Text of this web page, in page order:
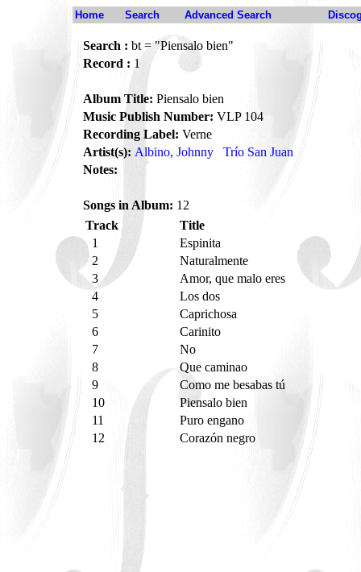
Home Search Advanced Search
Search : bt = "Piensalo bien"
Record : 1
Album Title: Piensalo bien
Music Publish Number: VLP 104
Recording Label: Verne
Artist(s): Albino, Johnny
Trío San Juan
Notes:
Songs in Album: 12
Track
Title
1
Espinita
2
Naturalmente
3
Amor, que malo eres
4
Los dos
5
Caprichosa
6
Carinito
7
No
8
Que caminao
9
Como me besabas tú
10
Piensalo bien
11
Puro engano
12
Corazón negro